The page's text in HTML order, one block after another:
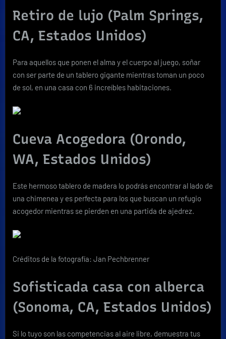
Retiro de lujo (Palm Springs,
CA, Estados Unidos)
Para aquellos que ponen el alma y el cuerpo al juego, soñar
con ser parte de un tablero gigante mientras toman un poco
de sol, en una casa con 6 increíbles habitaciones.
Cueva Acogedora (Orondo,
WA, Estados Unidos)
Este hermoso tablero de madera lo podrás encontrar al lado de
una chimenea y es perfecta para los que buscan un refugio
acogedor mientras se pierden en una partida de ajedrez.
Créditos de la fotografía: Jan Pechbrenner
Sofisticada casa con alberca
(Sonoma, CA, Estados Unidos)
Si lo tuyo son las competencias al aire libre, demuestra tus